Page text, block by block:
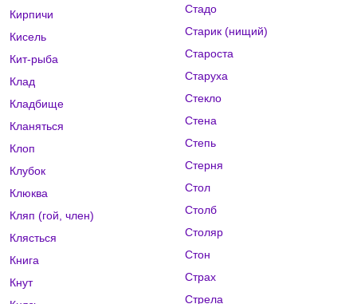
Кирпичи
Кисель
Кит-рыба
Клад
Кладбище
Кланяться
Клоп
Клубок
Клюква
Кляп (гой, член)
Клясться
Книга
Кнут
Стадо
Старик (нищий)
Староста
Старуха
Стекло
Стена
Степь
Стерня
Стол
Столб
Столяр
Стон
Страх
Стрела